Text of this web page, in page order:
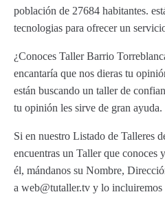
población de 27684 habitantes.
tecnologias para ofrecer un
¿Conoces Taller Barrio
encantaría que nos dieras tu
están buscando un taller de
tu opinión les sirve de gran ayuda.
Si en nuestro Listado de Talleres
encuentras un Taller que conoces
él, mándanos su Nombre,
a web@tutaller.tv y lo incluiremos